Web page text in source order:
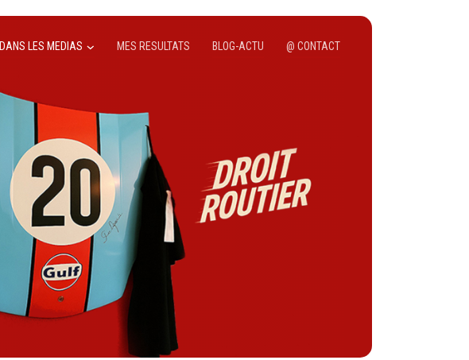
DANS LES MEDIAS MES RESULTATS BLOG-ACTU @ CONTACT